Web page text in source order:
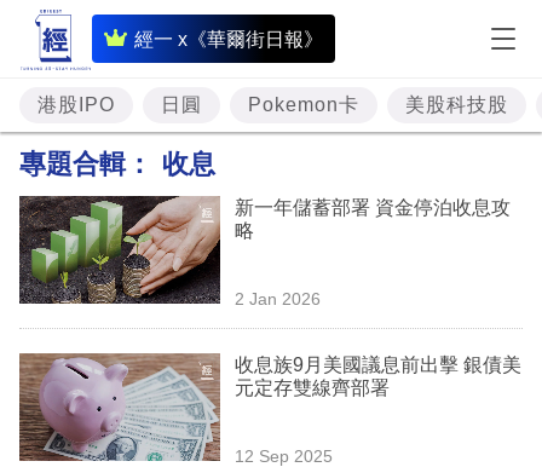
經一 x《華爾街日報》
即
時
財
經
題
投
資
樓
市
理
港股IPO 日圓 Pokemon卡 美股科技股
專題合輯： 收息
新一年儲蓄部署 資金停泊收息攻
略
2 Jan 2026
收息族9月美國議息前出擊 銀債美
元定存雙線齊部署
12 Sep 2025